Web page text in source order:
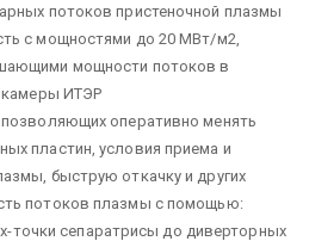
потоков пристеночной плазмы
с мощностями до 20 МВт/м2,
мощности потоков в
камеры ИТЭР
оперативно менять
пластин, условия приема и
быструю откачку и других
потоков плазмы с помощью:
точки сепаратрисы до диверторных